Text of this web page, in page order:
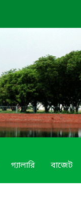
গ্যালারি বাজেট